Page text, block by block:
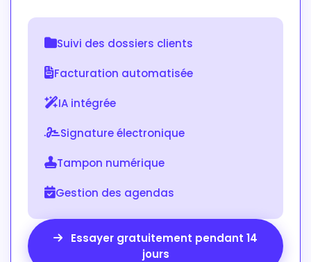
Suivi des dossiers clients
Facturation automatisée
IA intégrée
Signature électronique
Tampon numérique
Gestion des agendas
Essayer gratuitement pendant 14
jours